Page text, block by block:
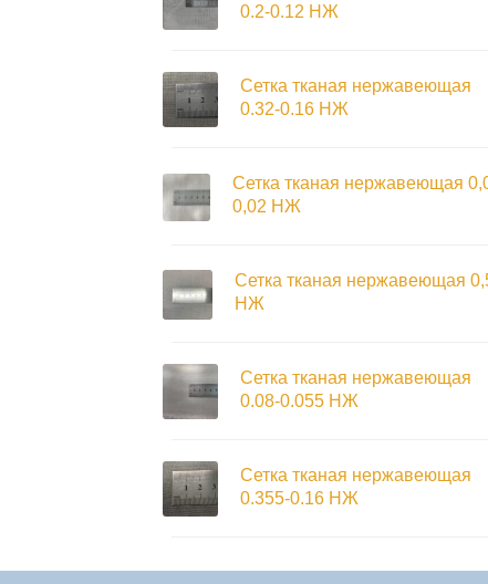
0.2-0.12 НЖ
Сетка тканая нержавеющая
0.32-0.16 НЖ
Сетка тканая нержавеющая
0,02 НЖ
Сетка тканая нержавеющая
НЖ
Сетка тканая нержавеющая
0.08-0.055 НЖ
Сетка тканая нержавеющая
0.355-0.16 НЖ